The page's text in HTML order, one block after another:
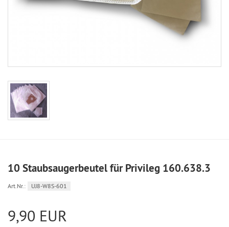
10 Staubsaugerbeutel für Privileg 160.638.3
Art.Nr.: UJ8-W8S-601
9,90 EUR